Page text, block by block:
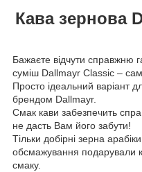
Кава зернова
Бажаєте відчути справжню
суміш Dallmayr Classic –
Просто ідеальний варіант
брендом Dallmayr.
Смак кави забезпечить
не дасть Вам його забути!
Тільки добірні зерна
обсмажування подарували
смаку.